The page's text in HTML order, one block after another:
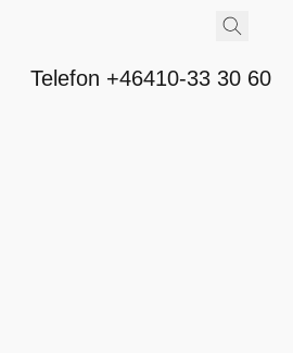
Telefon +46410-33 30 60